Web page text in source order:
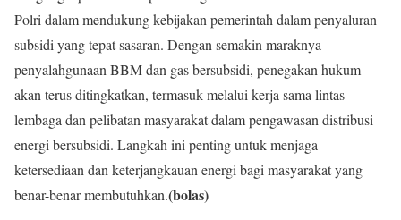
Polri dalam mendukung kebijakan pemerintah dalam penyaluran
subsidi yang tepat sasaran. Dengan semakin maraknya
penyalahgunaan BBM dan gas bersubsidi, penegakan hukum
akan terus ditingkatkan, termasuk melalui kerja sama lintas
lembaga dan pelibatan masyarakat dalam pengawasan distribusi
energi bersubsidi. Langkah ini penting untuk menjaga
ketersediaan dan keterjangkauan energi bagi masyarakat yang
benar-benar membutuhkan.(bolas)